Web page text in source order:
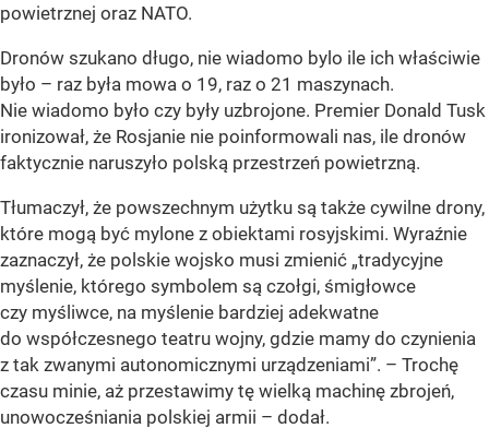
powietrznej oraz NATO.
Dronów szukano długo, nie wiadomo bylo ile ich właściwie
było – raz była mowa o 19, raz o 21 maszynach.
Nie wiadomo było czy były uzbrojone. Premier Donald Tusk
ironizował, że Rosjanie nie poinformowali nas, ile dronów
faktycznie naruszyło polską przestrzeń powietrzną.
Tłumaczył, że powszechnym użytku są także cywilne drony,
które mogą być mylone z obiektami rosyjskimi. Wyraźnie
zaznaczył, że polskie wojsko musi zmienić „tradycyjne
myślenie, którego symbolem są czołgi, śmigłowce
czy myśliwce, na myślenie bardziej adekwatne
do współczesnego teatru wojny, gdzie mamy do czynienia
z tak zwanymi autonomicznymi urządzeniami”. – Trochę
czasu minie, aż przestawimy tę wielką machinę zbrojeń,
unowocześniania polskiej armii – dodał.